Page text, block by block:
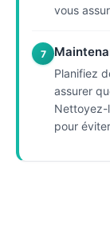
vous
7
Planifiez
assurer
Nettoyez-
pour